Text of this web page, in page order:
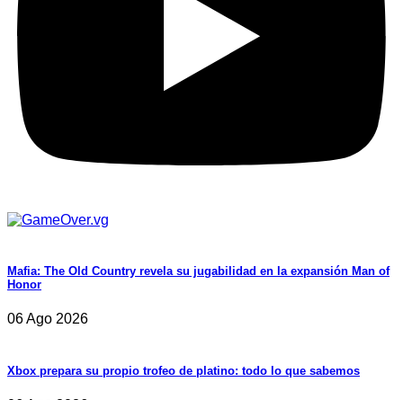
Mafia: The Old Country revela su jugabilidad en la expansión Man of
Honor
06 Ago 2026
Xbox prepara su propio trofeo de platino: todo lo que sabemos